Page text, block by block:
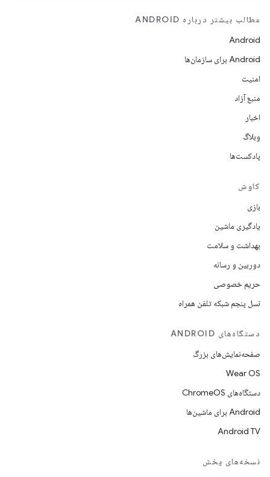
مطالب بیشتر درباره ANDROID
Android
Android برای سازمان‌ها
امنیت
منبع آزاد
اخبار
وبلاگ
پادکست‌ها
کاوش
بازی
یادگیری ماشین
بهداشت و سلامت
دوربین و رسانه
حریم خصوصی
نسل پنجم شبکه تلفن همراه
دستگاه‌های ANDROID
صفحه‌نمایش‌های بزرگ
Wear OS
دستگاه‌های ChromeOS
Android برای ماشین‌ها
Android TV
نسخه‌های پخش